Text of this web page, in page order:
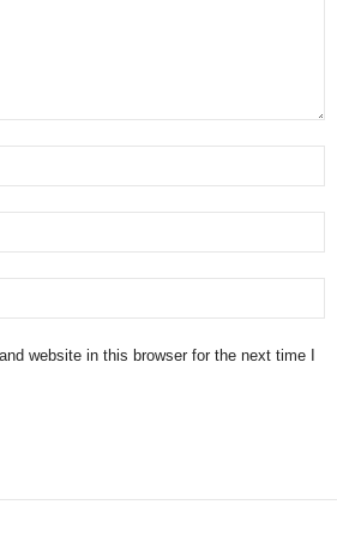
website in this browser for the next time I